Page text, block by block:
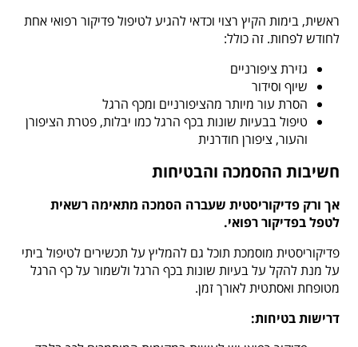
ראשית, בימות הקיץ רצוי וכדאי להגיע לטיפול פדיקור רפואי אחת
לחודש לפחות. זה כולל:
גזירת ציפורניים
שיוף וסידור
הסרת עור מיותר מהציפורניים ומכף הרגל
טיפול בבעיות שונות בכף הרגל כמו יבלות, פטרת הציפורן
והעור, ציפורן חודרנית
חשיבות ההסמכה והבטיחות
אך ורק פדיקוריסטית שעברה הסמכה מתאימה רשאית
לטפל בפדיקור רפואי.
פדיקוריסטית מוסמכת תוכל גם להמליץ על תכשירים לטיפול ביתי
על מנת להקל על בעיות שונות בכף הרגל ולשמור על כף הרגל
מטופחת ואסתטית לאורך זמן.
דרישות בטיחות: